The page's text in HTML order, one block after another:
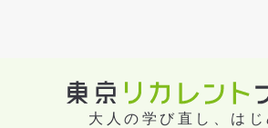
大人の学び直し、はじ